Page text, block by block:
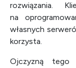
rozwiązania.
na
własnych
korzysta.
Ojczyzną tego